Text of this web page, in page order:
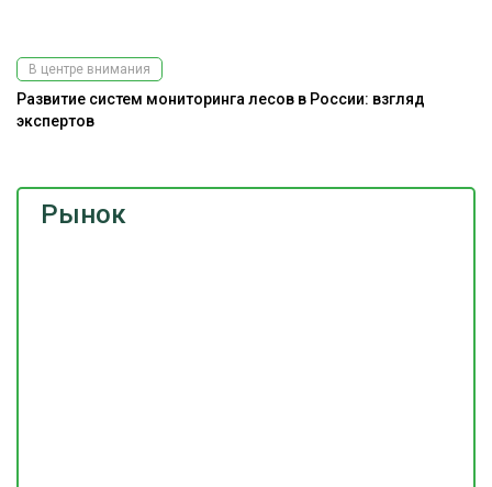
Рынок
В центре внимания
Развитие систем мониторинга лесов в России: взгляд
экспертов